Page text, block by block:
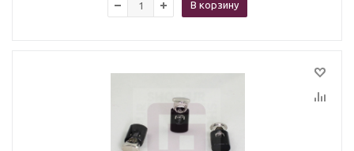
В корзину